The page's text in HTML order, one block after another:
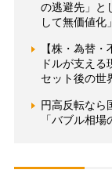
の逃避先」と
して無価値化
【株・為替
ドルが支え
セット後の世
円高反転なら
「バブル相